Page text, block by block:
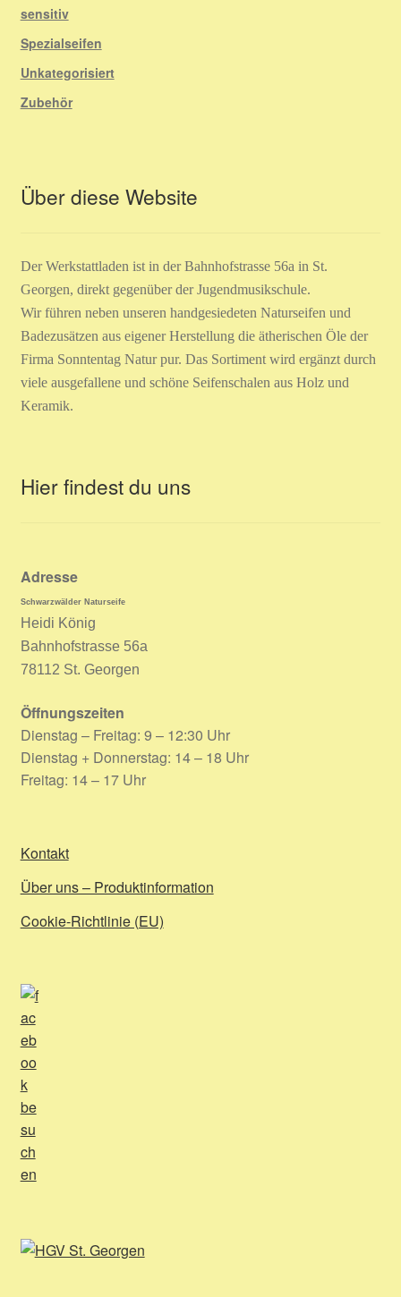
sensitiv
Spezialseifen
Unkategorisiert
Zubehör
Über diese Website
Der Werkstattladen ist in der Bahnhofstrasse 56a in St.
Georgen, direkt gegenüber der Jugendmusikschule.
Wir führen neben unseren handgesiedeten Naturseifen und
Badezusätzen aus eigener Herstellung die ätherischen Öle der
Firma Sonntentag Natur pur. Das Sortiment wird ergänzt durch
viele ausgefallene und schöne Seifenschalen aus Holz und
Keramik.
Hier findest du uns
Adresse
Schwarzwälder Naturseife
Heidi König
Bahnhofstrasse 56a
78112 St. Georgen
Öffnungszeiten
Dienstag – Freitag: 9 – 12:30 Uhr
Dienstag + Donnerstag: 14 – 18 Uhr
Freitag: 14 – 17 Uhr
Kontakt
Über uns – Produktinformation
Cookie-Richtlinie (EU)